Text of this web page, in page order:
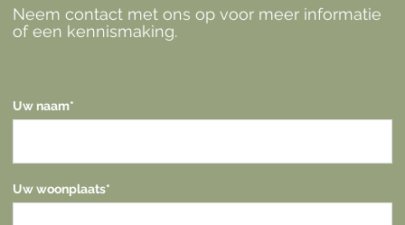
Neem contact met ons op voor meer informatie
of een kennismaking.
Uw naam*
Uw woonplaats*